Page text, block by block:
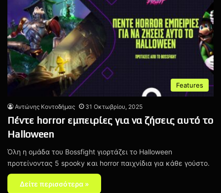
Features
Αντώνης Κοντοδήμας 31 Οκτωβρίου, 2025
Πέντε horror εμπειρίες για να ζήσεις αυτό το
Halloween
Όλη η ομάδα του Bossfight γιορτάζει το Halloween
προτείνοντας 5 spooky και horror παιχνίδια για κάθε γούστο.
Δείτε περισσότερα »